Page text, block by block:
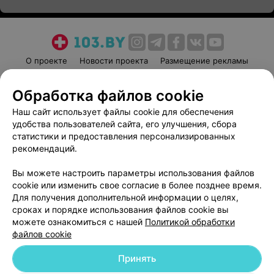
О проекте Новости проекта
Размещение рекламы
Пользовательское соглашение
Способы оплаты
Вакансии
Партнеры
Написать руководителю 103.by
Обработка персональных данных
© 2026 ООО «Артокс Лаб», УНП 191700409 | 220012, Республика Беларусь,
Обработка файлов cookie
Наш сайт использует файлы cookie для обеспечения
удобства пользователей сайта, его улучшения, сбора
статистики и предоставления персонализированных
рекомендаций.
Вы можете настроить параметры использования файлов
cookie или изменить свое согласие в более позднее время.
Для получения дополнительной информации о целях,
сроках и порядке использования файлов cookie вы
можете ознакомиться с нашей Политикой обработки
файлов cookie
Принять